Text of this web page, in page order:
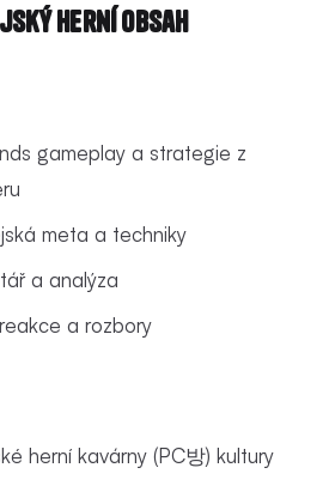
herní obsah
gameplay a strategie z
meta a techniky
a analýza
a rozbory
herní kavárny (PC방) kultury